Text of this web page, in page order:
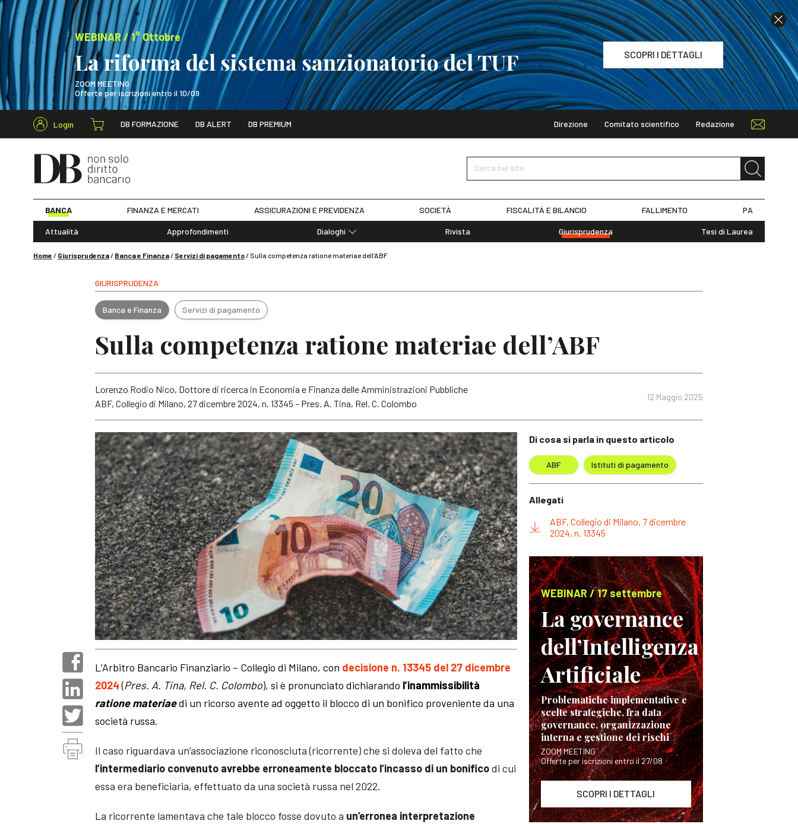
WEBINAR / 1° Ottobre
La riforma del sistema sanzionatorio del TUF
ZOOM MEETING
Offerte per iscrizioni entro il 10/09
SCOPRI I DETTAGLI
WEBINAR / 1° Ottobre
Login DB FORMAZIONE DB ALERT DB PREMIUM Direzione Comitato scientifico Redazione
Cerca nel sito
BANCA FINANZA E MERCATI ASSICURAZIONI E PREVIDENZA SOCIETÀ FISCALITÀ E BILANCIO FALLIMENTO PA
Attualità Approfondimenti
Dialoghi
Rivista Giurisprudenza Tesi di Laurea
Home / Giurisprudenza/ Banca e Finanza/ Servizi di pagamento/ Sulla competenza ratione materiae dell’ABF
GIURISPRUDENZA
Banca e Finanza Servizi di pagamento
Sulla competenza ratione materiae dell’ABF
12 Maggio 2025
Lorenzo Rodio Nico, Dottore di ricerca in Economia e Finanza delle Amministrazioni Pubbliche
ABF, Collegio di Milano, 27 dicembre 2024, n. 13345 – Pres. A. Tina, Rel. C. Colombo
L’Arbitro Bancario Finanziario – Collegio di Milano, con decisione n. 13345 del 27 dicembre
2024(Pres. A. Tina, Rel. C. Colombo), si è pronunciato dichiarando l’inammissibilità
ratione materiaedi un ricorso avente ad oggetto il blocco di un bonifico proveniente da una
società russa.
Il caso riguardava un’associazione riconosciuta (ricorrente) che si doleva del fatto che
l’intermediario convenuto avrebbe erroneamente bloccato l’incasso di un bonificodi cui
essa era beneficiaria, effettuato da una società russa nel 2022.
La ricorrente lamentava che tale blocco fosse dovuto a un’erronea interpretazione
Di cosa si parla in questo articolo
ABF Istituti di pagamento
Allegati
ABF, Collegio di Milano, 7 dicembre
2024, n. 13345
WEBINAR / 17 settembre
La governance
dell’Intelligenza
Artificiale
Problematiche implementative e
scelte strategiche, fra data
governance, organizzazione
interna e gestione dei rischi
ZOOM MEETING
Offerte per iscrizioni entro il 27/08
SCOPRI I DETTAGLI